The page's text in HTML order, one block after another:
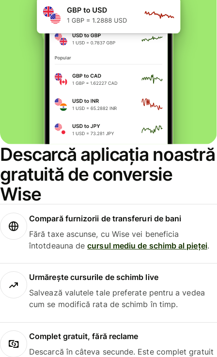
Descarcă aplicația noastră
gratuită de conversie
Wise
Compară furnizorii de transferuri de bani
Fără taxe ascunse, cu Wise vei beneficia
întotdeauna decursul mediu de schimb al pieței.
Urmărește cursurile de schimb live
Salvează valutele tale preferate pentru a vedea
cum se modifică rata de schimb în timp.
Complet gratuit, fără reclame
Descarcă în câteva secunde. Este complet gratuit